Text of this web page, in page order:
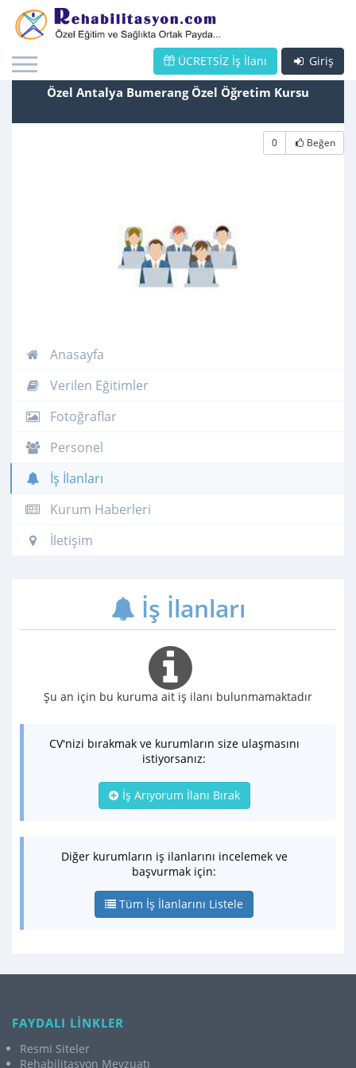
Giriş
ÜCRETSİZ İş İlanı
Özel Antalya Bumerang Özel Öğretim Kursu
0 Beğen
Anasayfa
Verilen Eğitimler
Fotoğraflar
Personel
İş İlanları
Kurum Haberleri
İletişim
İş İlanları
Şu an için bu kuruma ait iş ilanı bulunmamaktadır
CV'nizi bırakmak ve kurumların size ulaşmasını
istiyorsanız:
İş Arıyorum İlanı Bırak
Diğer kurumların iş ilanlarını incelemek ve
başvurmak için:
Tüm İş İlanlarını Listele
FAYDALI LİNKLER
Resmi Siteler
Rehabilitasyon Mevzuatı